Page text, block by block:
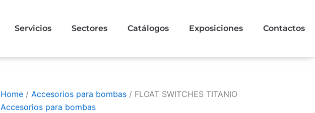
Servicios Sectores Catálogos Exposiciones Contactos
Home / Accesorios para bombas / FLOAT SWITCHES TITANIO
Accesorios para bombas